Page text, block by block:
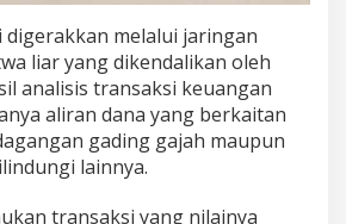
digerakkan melalui jaringan
liar yang dikendalikan oleh
analisis transaksi keuangan
aliran dana yang berkaitan
gading gajah maupun
lainnya.
transaksi yang nilainya